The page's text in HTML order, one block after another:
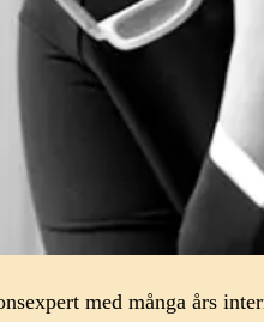
med många års